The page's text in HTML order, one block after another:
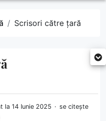
Scrisori către țară
la 14 Iunie 2025
se citește